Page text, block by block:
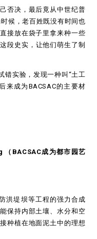
否决，最后竟从中世纪普
候，老百姓既没有时间也
接放在袋子里拿来种一些
段史实，让他们萌生了制
错实验，发现一种叫“土工
来成为BACSAC的主要材
BACSAC成为都市园艺
洪堤坝等工程的强力合成
保持内部土壤、水分和空
种植在地面泥土中的理想